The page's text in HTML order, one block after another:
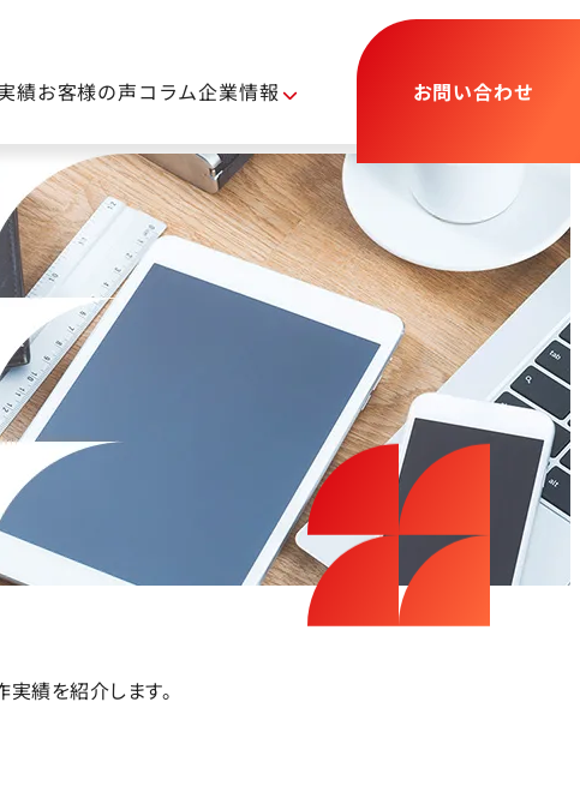
績お客様の声コラム企業情報 お問い合わせ
績を紹介します。